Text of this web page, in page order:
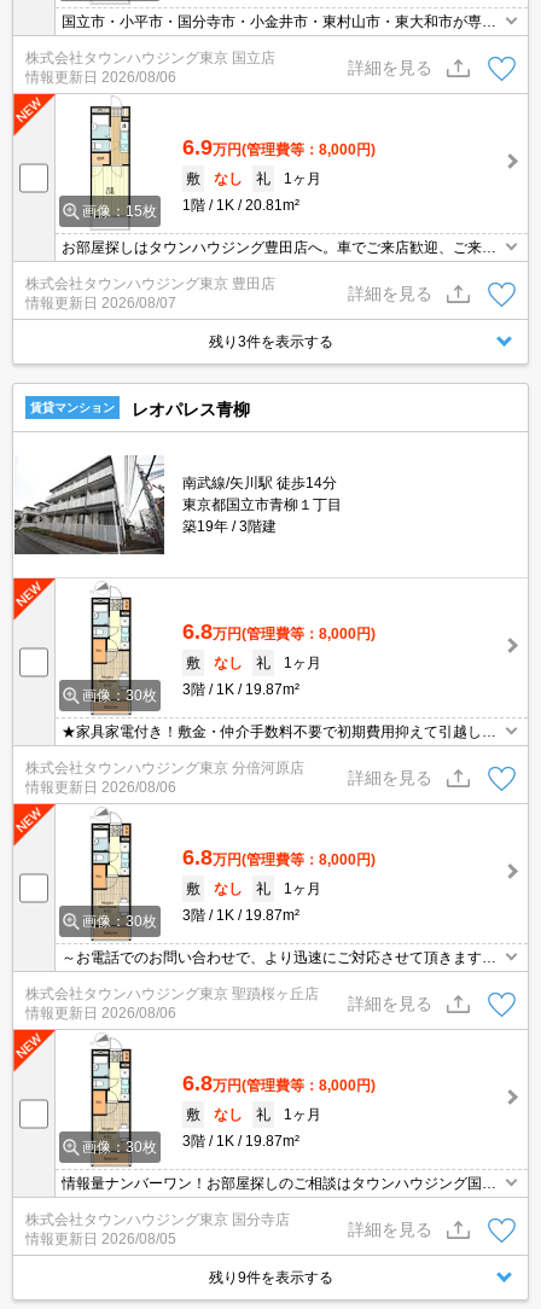
国立市・小平市・国分寺市・小金井市・東村山市・東大和市が専門
エリアです！是非お問い合わせください！
株式会社タウンハウジング東京 国立店
情報更新日 2026/08/06
詳細を見る
画像：15枚
6.9万円(管理費等：8,000円)
敷
なし 礼
1ヶ月
1階
1K 20.81m²
お部屋探しはタウンハウジング豊田店へ。車でご来店歓迎、ご来店
用お客様駐車場あり！
株式会社タウンハウジング東京 豊田店
情報更新日 2026/08/07
詳細を見る
残り3件を表示する
賃貸マンション レオパレス青柳
南武線/矢川駅 徒歩14分
東京都国立市青柳１丁目
築19年
3階建
画像：30枚
6.8万円(管理費等：8,000円)
敷
なし 礼
1ヶ月
3階
1K 19.87m²
★家具家電付き！敷金・仲介手数料不要で初期費用抑えて引越し可
能！★
株式会社タウンハウジング東京 分倍河原店
情報更新日 2026/08/06
詳細を見る
画像：30枚
6.8万円(管理費等：8,000円)
敷
なし 礼
1ヶ月
3階
1K 19.87m²
～お電話でのお問い合わせで、より迅速にご対応させて頂きます～
地域密着タウンハウジングまで～
株式会社タウンハウジング東京 聖蹟桜ヶ丘店
情報更新日 2026/08/06
詳細を見る
画像：30枚
6.8万円(管理費等：8,000円)
敷
なし 礼
1ヶ月
3階
1K 19.87m²
情報量ナンバーワン！お部屋探しのご相談はタウンハウジング国分
寺店にお任せを！
株式会社タウンハウジング東京 国分寺店
情報更新日 2026/08/05
詳細を見る
残り9件を表示する